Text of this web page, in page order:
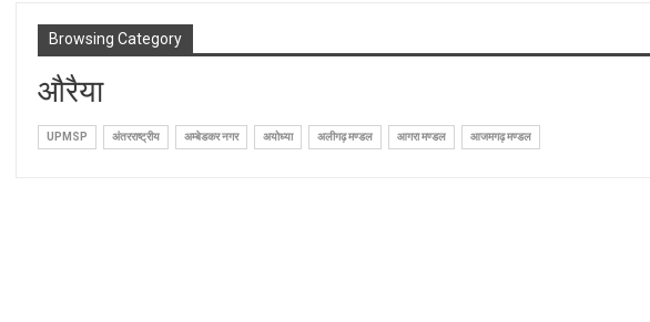
Browsing Category
औरैया
UPMSP अंतरराष्ट्रीय अम्बेडकर नगर अयोध्या अलीगढ़ मण्डल आगरा मण्डल आजमगढ़ मण्डल